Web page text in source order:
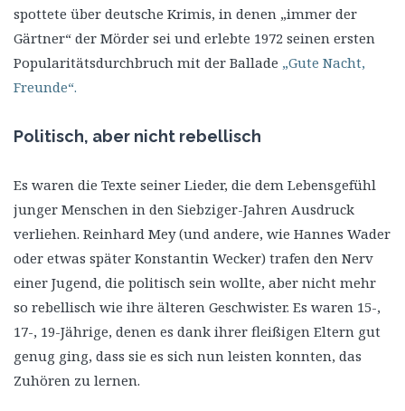
spottete über deutsche Krimis, in denen „immer der
Gärtner“ der Mörder sei und erlebte 1972 seinen ersten
Popularitätsdurchbruch mit der Ballade „Gute Nacht,
Freunde“.
Politisch, aber nicht rebellisch
Es waren die Texte seiner Lieder, die dem Lebensgefühl
junger Menschen in den Siebziger-Jahren Ausdruck
verliehen. Reinhard Mey (und andere, wie Hannes Wader
oder etwas später Konstantin Wecker) trafen den Nerv
einer Jugend, die politisch sein wollte, aber nicht mehr
so rebellisch wie ihre älteren Geschwister. Es waren 15-,
17-, 19-Jährige, denen es dank ihrer fleißigen Eltern gut
genug ging, dass sie es sich nun leisten konnten, das
Zuhören zu lernen.